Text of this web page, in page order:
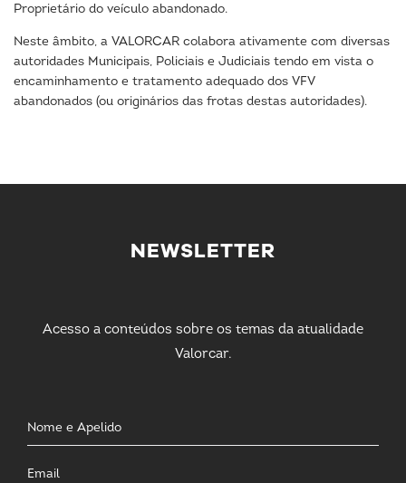
Proprietário do veículo abandonado.
Neste âmbito, a VALORCAR colabora ativamente com diversas
autoridades Municipais, Policiais e Judiciais tendo em vista o
encaminhamento e tratamento adequado dos VFV
abandonados (ou originários das frotas destas autoridades).
NEWSLETTER
Acesso a conteúdos sobre os temas da atualidade
Valorcar.